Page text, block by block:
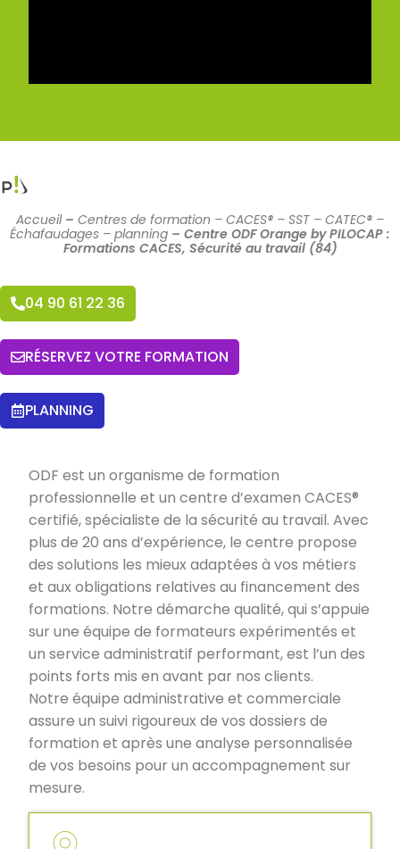
Accueil– Centres de formation – CACES® – SST – CATEC® –
Échafaudages – planning – Centre ODF Orange by PILOCAP :
Formations CACES, Sécurité au travail (84)
04 90 61 22 36
RÉSERVEZ VOTRE FORMATION
PLANNING
ODF est un organisme de formation
professionnelle et un centre d’examen CACES®
certifié, spécialiste de la sécurité au travail. Avec
plus de 20 ans d’expérience, le centre propose
des solutions les mieux adaptées à vos métiers
et aux obligations relatives au financement des
formations. Notre démarche qualité, qui s’appuie
sur une équipe de formateurs expérimentés et
un service administratif performant, est l’un des
points forts mis en avant par nos clients.
Notre équipe administrative et commerciale
assure un suivi rigoureux de vos dossiers de
formation et après une analyse personnalisée
de vos besoins pour un accompagnement sur
mesure.